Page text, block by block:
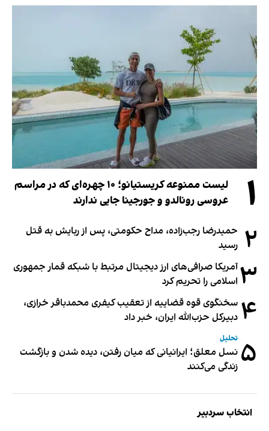
۱
لیست ممنوعه کریستیانو؛ ۱۰ چهره‌ای که در مراسم
عروسی رونالدو و جورجینا جایی ندارند
۲ حمیدرضا رجب‌زاده، مداح حکومتی، پس از ربایش به قتل
رسید
۳آمریکا صرافی‌های ارز دیجیتال مرتبط با شبکه قمار جمهوری
اسلامی را تحریم کرد
۴ سخنگوی قوه قضاییه از تعقیب کیفری محمدباقر خرازی،
دبیر‌کل حزب‌الله ایران، خبر داد
۵ تحلیل
نسل معلق؛ ایرانیانی که میان رفتن، دیده شدن و بازگشت
زندگی می‌کنند
انتخاب سردبیر